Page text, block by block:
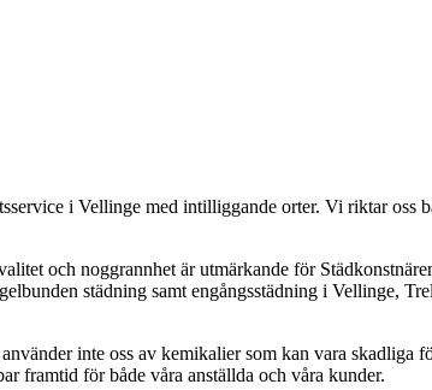
i Vellinge med intilliggande orter. Vi riktar oss
och noggrannhet är utmärkande för
städning samt engångsstädning i Vellinge,
inte oss av kemikalier som kan vara
framtid för både våra anställda och våra kunder.